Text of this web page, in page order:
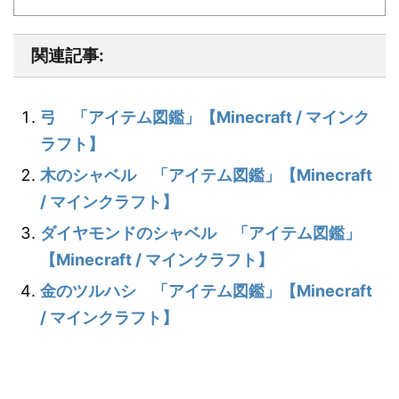
関連記事:
弓 「アイテム図鑑」【Minecraft / マインク
ラフト】
木のシャベル 「アイテム図鑑」【Minecraft
/ マインクラフト】
ダイヤモンドのシャベル 「アイテム図鑑」
【Minecraft / マインクラフト】
金のツルハシ 「アイテム図鑑」【Minecraft
/ マインクラフト】